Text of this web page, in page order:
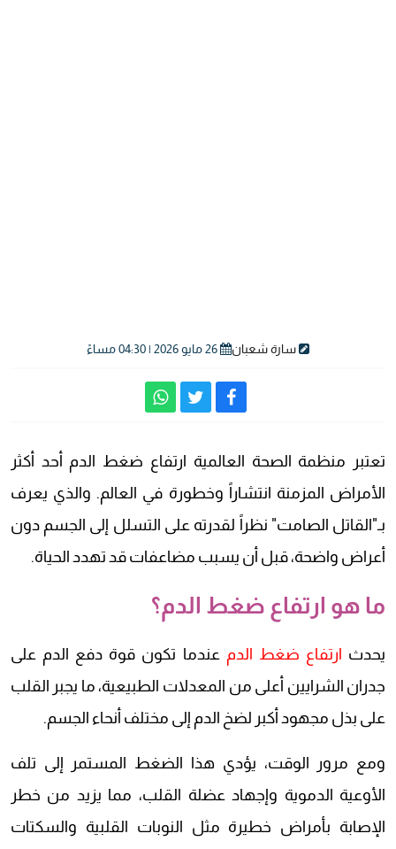
سارة شعبان
تعتبر منظمة الصحة العالمية ارتفاع ضغط الدم أحد أكثر
الأمراض المزمنة انتشاراً وخطورة في العالم. والذي يعرف
بـ"القاتل الصامت" نظراً لقدرته على التسلل إلى الجسم دون
أعراض واضحة، قبل أن يسبب مضاعفات قد تهدد الحياة.
ما هو ارتفاع ضغط الدم؟
يحدث ارتفاع ضغط الدمعندما تكون قوة دفع الدم على
جدران الشرايين أعلى من المعدلات الطبيعية، ما يجبر القلب
على بذل مجهود أكبر لضخ الدم إلى مختلف أنحاء الجسم.
ومع مرور الوقت، يؤدي هذا الضغط المستمر إلى تلف
الأوعية الدموية وإجهاد عضلة القلب، مما يزيد من خطر
الإصابة بأمراض خطيرة مثل النوبات القلبية والسكتات